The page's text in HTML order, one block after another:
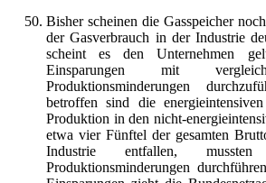
Bisher scheinen die Gasspeicher
der Gasverbrauch in der Industrie
scheint es den Unternehmen
Einsparungen mit
Produktionsminderungen
betroffen sind die
Produktion in den nicht-
etwa vier Fünftel der gesamten
Industrie entfallen,
Produktionsminderungen